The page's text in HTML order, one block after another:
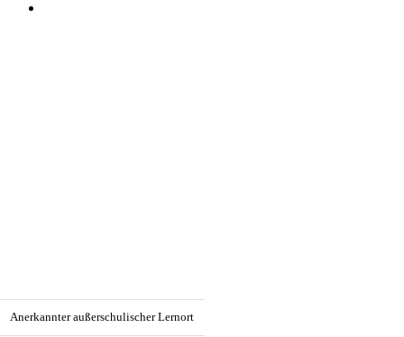
Anerkannter außerschulischer Lernort